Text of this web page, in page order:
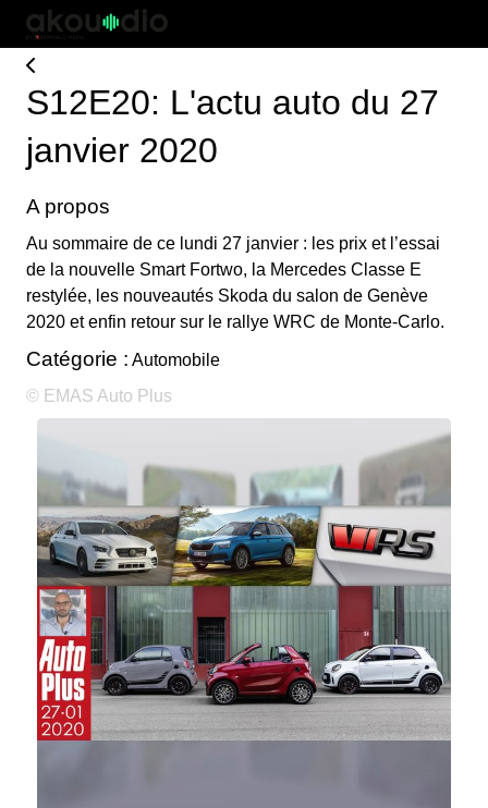
S12E20: L'actu auto du 27
janvier 2020
A propos
Au sommaire de ce lundi 27 janvier : les prix et l’essai
de la nouvelle Smart Fortwo, la Mercedes Classe E
restylée, les nouveautés Skoda du salon de Genève
2020 et enfin retour sur le rallye WRC de Monte-Carlo.
Catégorie : Automobile
© EMAS Auto Plus